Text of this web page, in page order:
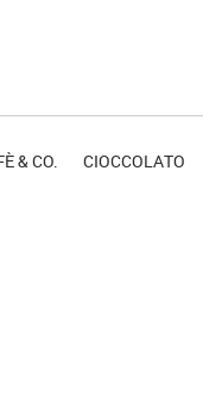
& CO. CIOCCOLATO